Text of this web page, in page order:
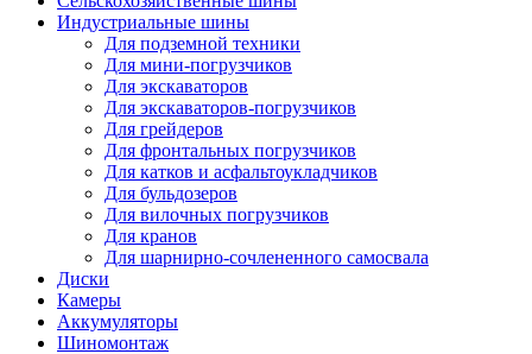
Индустриальные шины
Для подземной техники
Для мини-погрузчиков
Для экскаваторов
Для экскаваторов-погрузчиков
Для грейдеров
Для фронтальных погрузчиков
Для катков и асфальтоукладчиков
Для бульдозеров
Для вилочных погрузчиков
Для кранов
Для шарнирно-сочлененного самосвала
Диски
Камеры
Аккумуляторы
Шиномонтаж